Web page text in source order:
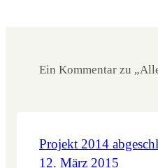
Ein Kommentar zu
Projekt 2014
12. März 2015